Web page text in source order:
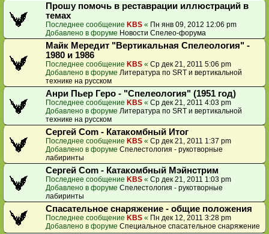
Прошу помочь в реставрации иллюстраций в
темах
Последнее сообщение KBS « Пн янв 09, 2012 12:06 pm
Добавлено в форуме Новости Спелео-форума
Майк Мередит "Вертикальная Спелеология" -
1980 и 1986
Последнее сообщение KBS « Ср дек 21, 2011 5:06 pm
Добавлено в форуме Литература по SRT и вертикальной
технике на русском
Анри Пьер Геро - "Спелеология" (1951 год)
Последнее сообщение KBS « Ср дек 21, 2011 4:03 pm
Добавлено в форуме Литература по SRT и вертикальной
технике на русском
Сергей Com - Катакомбный Итог
Последнее сообщение KBS « Ср дек 21, 2011 1:37 pm
Добавлено в форуме Спелестология - рукотворные
лабиринты
Сергей Com - Катакомбный Мэйнстрим
Последнее сообщение KBS « Ср дек 21, 2011 1:03 pm
Добавлено в форуме Спелестология - рукотворные
лабиринты
Спасательное снаряжение - общие положения
Последнее сообщение KBS « Пн дек 12, 2011 3:28 pm
Добавлено в форуме Специальное спасательное снаряжение